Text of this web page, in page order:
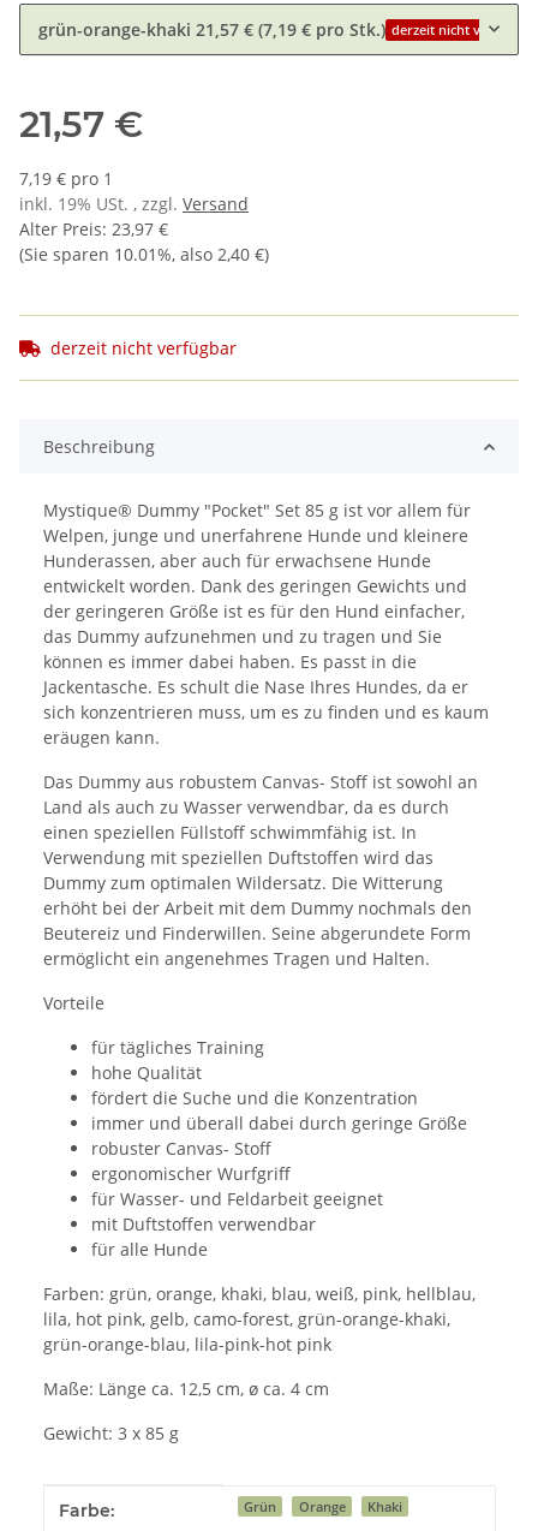
grün-orange-khaki 21,57 € (7,19 € pro Stk.) derzeit nicht verfügbar
21,57 €
7,19 € pro 1
inkl. 19% USt. , zzgl. Versand
Alter Preis: 23,97 €
(Sie sparen 10.01%, also 2,40 €)
derzeit nicht verfügbar
Beschreibung
Mystique® Dummy "Pocket" Set 85 g ist vor allem für
Welpen, junge und unerfahrene Hunde und kleinere
Hunderassen, aber auch für erwachsene Hunde
entwickelt worden. Dank des geringen Gewichts und
der geringeren Größe ist es für den Hund einfacher,
das Dummy aufzunehmen und zu tragen und Sie
können es immer dabei haben. Es passt in die
Jackentasche. Es schult die Nase Ihres Hundes, da er
sich konzentrieren muss, um es zu finden und es kaum
eräugen kann.
Das Dummy aus robustem Canvas- Stoff ist sowohl an
Land als auch zu Wasser verwendbar, da es durch
einen speziellen Füllstoff schwimmfähig ist. In
Verwendung mit speziellen Duftstoffen wird das
Dummy zum optimalen Wildersatz. Die Witterung
erhöht bei der Arbeit mit dem Dummy nochmals den
Beutereiz und Finderwillen. Seine abgerundete Form
ermöglicht ein angenehmes Tragen und Halten.
Vorteile
für tägliches Training
hohe Qualität
fördert die Suche und die Konzentration
immer und überall dabei durch geringe Größe
robuster Canvas- Stoff
ergonomischer Wurfgriff
für Wasser- und Feldarbeit geeignet
mit Duftstoffen verwendbar
für alle Hunde
Farben: grün, orange, khaki, blau, weiß, pink, hellblau,
lila, hot pink, gelb, camo-forest, grün-orange-khaki,
grün-orange-blau, lila-pink-hot pink
Maße: Länge ca. 12,5 cm, ø ca. 4 cm
Gewicht: 3 x 85 g
Produkteigenschaft
Wert
Farbe: Grün Orange Khaki